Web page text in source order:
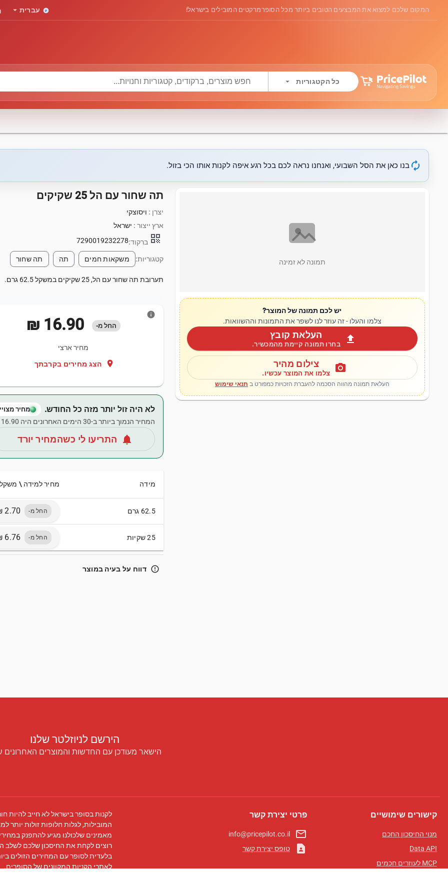
המקום שלכם למצוא את המבצעים הטובים ביותר מכל הסופרמרקטים המובילים בישראל! עברית arrow_drop_down
כל הקטגוריות arrow_drop_down
autorenew בנו כאן את הסל השבועי, ואנחנו נראה לכם בכל רגע איפה לקנות אותו הכי בזול.
תמונה לא זמינה
יש לכם תמונה של המוצר?
צלמו והעלו - זה עוזר לנו לשפר את התמונות וההשוואות.
upload העלאת קובץ
בחרו תמונה קיימת מהמכשיר.
photo_camera צילום מהיר
צלמו את המוצר עכשיו.
העלאת תמונה מהווה הסכמה להעברת הזכויות כמפורט ב תנאי שימוש
תה שחור עם הל 25 שקיקים
יצרן : ויסוצקי
ארץ ייצור : ישראל
qr_code ברקוד:7290019232278
קטגוריות: משקאות חמים תה תה שחור
תערובת תה שחור עם הל, 25 שקיקים במשקל 62.5 גרם.
החל מ- ‏16.90 ‏₪
מחיר ארצי
location_on הצג מחירים בקרבתך
info
לא היה זול יותר מזה כל החודש. מחיר
המחיר הנמוך ביותר ב-30 הימים האחרונים היה ‏16.90 ‏₪.
notifications התריעו לי כשהמחיר יורד
מידה מחיר למידה \ משקל
62.5 גרם החל מ-
25 שקיות החל מ-
error_outline דווח על בעיה במוצר
הירשם לניוזלטר שלנו
הישאר מעודכן עם החדשות והמוצרים האחרונים
קישורים שימושיים
מנוי החיסכון החכם
Data API
MCP לעוזרים חכמים
פרטי יצירת קשר
mail_outline
info@pricepilot.co.il
contact_page טופס יצירת קשר
לקנות בסופר בישראל לא חייב להיות
המובילות, לגלות חלופות זולות יותר
מאמינים שלכולנו מגיע להתפנק
רוצים לקחת את החיסכון שלכם לשלב
בלעדית לסופר עם המחירים הזולים
לאתרי הקניות המקוונים של הסופרים.